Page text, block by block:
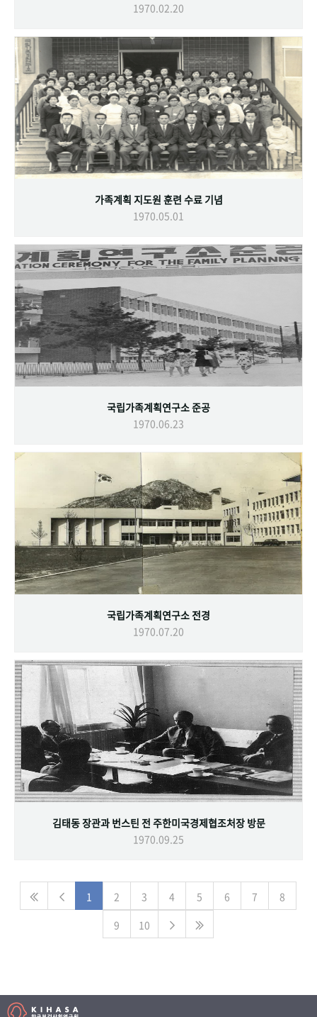
1970.02.20
가족계획 지도원 훈련 수료 기념
1970.05.01
국립가족계획연구소 준공
1970.06.23
국립가족계획연구소 전경
1970.07.20
김태동 장관과 번스틴 전 주한미국경제협조처장 방문
1970.09.25
1 2 3 4 5 6 7
8
9
10